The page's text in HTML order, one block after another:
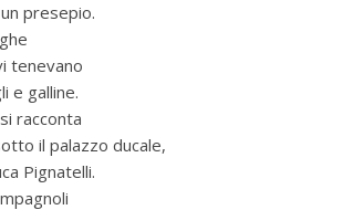
presepio.
tenevano
e galline.
racconta
il palazzo ducale,
Pignatelli.